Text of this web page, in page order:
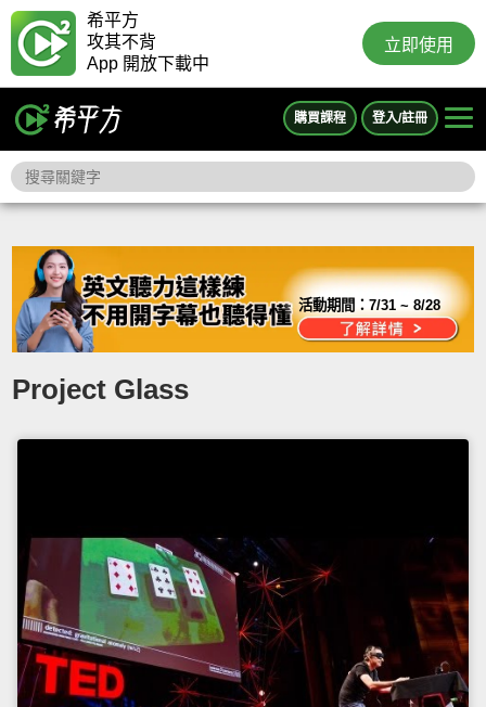
希平方
攻其不背
App 開放下載中
立即使用
購買課程 登入/註冊
活動期間：7/31 ~ 8/28
Project Glass